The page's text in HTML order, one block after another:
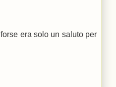
era solo un saluto per